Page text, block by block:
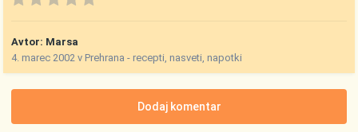
Avtor: Marsa
4. marec 2002 vPrehrana - recepti, nasveti, napotki
Dodaj komentar